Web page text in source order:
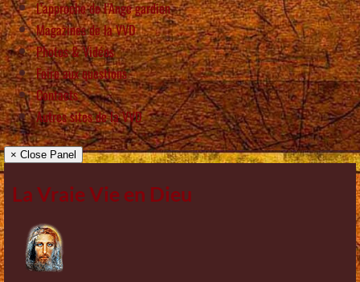
L’approche de l’Ange gardien
Magazines de la VVD
Photos & Vidéos
Foire aux questions
Contacts
Autres sites de la VVD
× Close Panel
La Vraie Vie en Dieu